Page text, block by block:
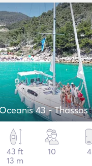
43 - Thassos
43 ft
13 m
10 4